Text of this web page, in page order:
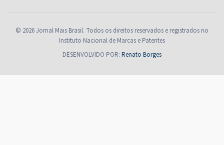
© 2026 Jornal Mais Brasil. Todos os direitos reservados e registrados no
Instituto Nacional de Marcas e Patentes
DESENVOLVIDO POR: Renato Borges